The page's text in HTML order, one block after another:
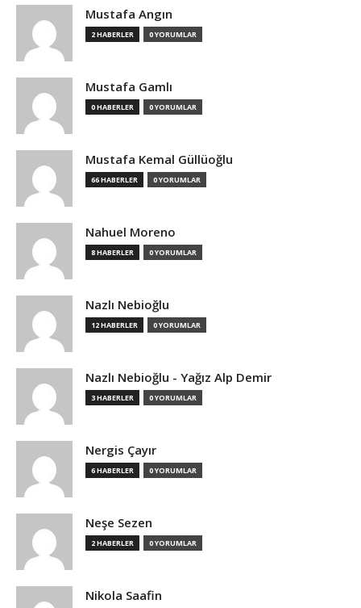
Mustafa Angın
2 HABERLER 0 YORUMLAR
Mustafa Gamlı
0 HABERLER 0 YORUMLAR
Mustafa Kemal Güllüoğlu
66 HABERLER 0 YORUMLAR
Nahuel Moreno
8 HABERLER 0 YORUMLAR
Nazlı Nebioğlu
12 HABERLER 0 YORUMLAR
Nazlı Nebioğlu - Yağız Alp Demir
3 HABERLER 0 YORUMLAR
Nergis Çayır
6 HABERLER 0 YORUMLAR
Neşe Sezen
2 HABERLER 0 YORUMLAR
Nikola Saafin